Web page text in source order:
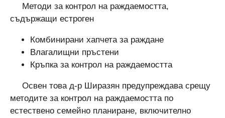
Методи за контрол на раждаемостта,
съдържащи естроген
Комбинирани хапчета за раждане
Влагалищни пръстени
Кръпка за контрол на раждаемостта
Освен това д-р Ширазян предупреждава срещу
методите за контрол на раждаемостта по
естествено семейно планиране, включително